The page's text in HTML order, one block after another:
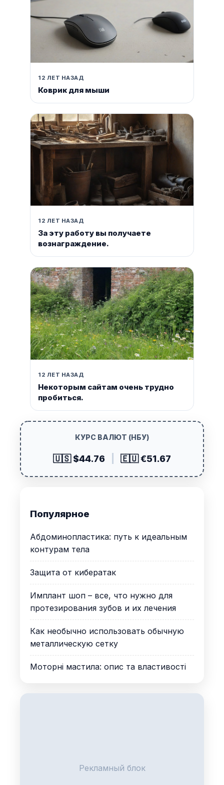
12 ЛЕТ НАЗАД
Коврик для мыши
12 ЛЕТ НАЗАД
За эту работу вы получаете
вознаграждение.
12 ЛЕТ НАЗАД
Некоторым сайтам очень трудно
пробиться.
КУРС ВАЛЮТ (НБУ)
🇺🇸 $44.76 🇪🇺 €51.67
Популярное
Абдоминопластика: путь к идеальным
контурам тела
Защита от кибератак
Имплант шоп – все, что нужно для
протезирования зубов и их лечения
Как необычно использовать обычную
металлическую сетку
Моторні мастила: опис та властивості
Рекламный блок